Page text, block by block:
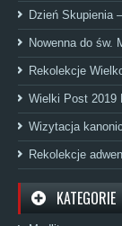
Dzień Skupienia
Nowenna do św.
Rekolekcje
Wielki Post 2019
Wizytacja
Rekolekcje
KATEGORIE